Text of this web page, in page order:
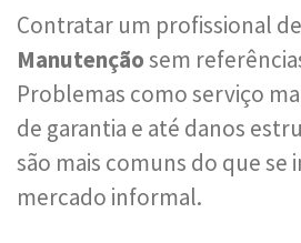
Contratar um profissional de
Manutençãosem
Problemas como serviço
de garantia e até danos
são mais comuns do que se
mercado informal.